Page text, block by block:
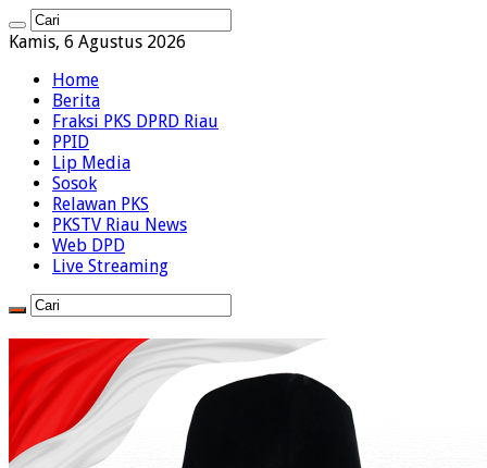
Kamis, 6 Agustus 2026
Home
Berita
Fraksi PKS DPRD Riau
PPID
Lip Media
Sosok
Relawan PKS
PKSTV Riau News
Web DPD
Live Streaming